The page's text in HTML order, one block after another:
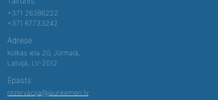
+371 26386222
+371 67733242
Adrese:
Kolkas iela 20, Jūrmalā,
Latvijā, LV-2012
Epasts:
rezervacija@jaunkemeri.lv